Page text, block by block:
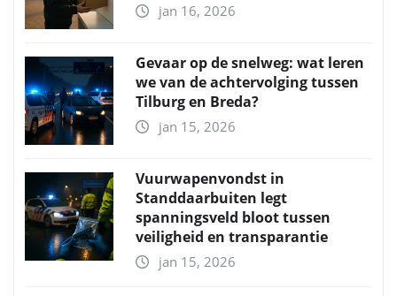
jan 16, 2026
Gevaar op de snelweg: wat leren
we van de achtervolging tussen
Tilburg en Breda?
jan 15, 2026
Vuurwapenvondst in
Standdaarbuiten legt
spanningsveld bloot tussen
veiligheid en transparantie
jan 15, 2026